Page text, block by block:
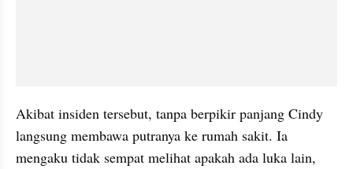
Akibat insiden tersebut, tanpa berpikir panjang Cindy
langsung membawa putranya ke rumah sakit. Ia
mengaku tidak sempat melihat apakah ada luka lain,